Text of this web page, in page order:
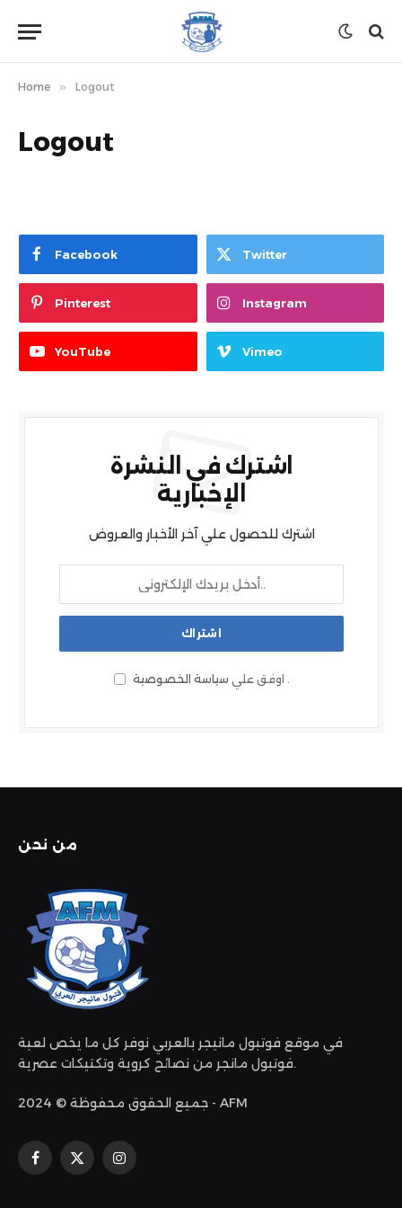
Home » Logout
Logout
Facebook Twitter
Pinterest Instagram
YouTube Vimeo
اشترك في النشرة
الإخبارية
اشترك للحصول علي آخر الأخبار والعروض
اوفق علي سياسة الخصوصية .
من نحن
في موقع فوتبول مانيجر بالعربي نوفر كل ما يخص لعبة
فوتبول مانجر من نصائح كروية وتكتيكات عصرية.
جميع الحقوق محفوظة © 2024 - AFM
فيسبوك
X
الانستغرام